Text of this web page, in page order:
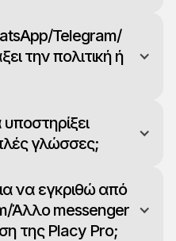
Telegram/
την πολιτική ή
γλώσσες;
να εγκριθώ από
Άλλο messenger
της Placy Pro;